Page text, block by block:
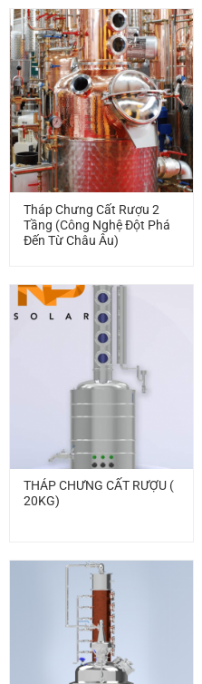
Tháp Chưng Cất Rượu 2
Tầng (Công Nghệ Đột Phá
Đến Từ Châu Âu)
THÁP CHƯNG CẤT RƯỢU (
20KG)